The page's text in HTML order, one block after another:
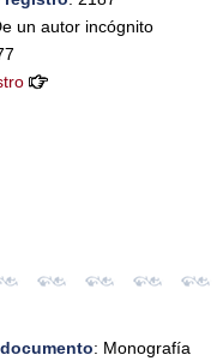
un autor incógnito
: Monografía